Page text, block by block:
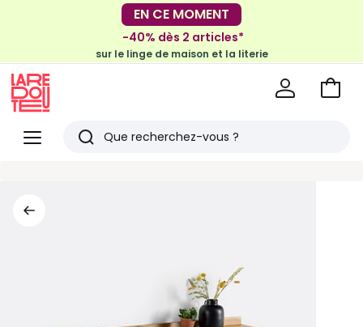
-30€ tous les 100€*
sur le meuble & la déco
EN CE MOMENT
-40% dès 2 articles*
sur le linge de maison et la literie
Menu
Redoute
Rechercher
Voir